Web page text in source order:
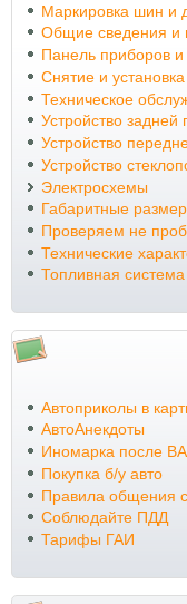
Маркировка шин и
Общие сведения и
Панель приборов и
Снятие и
Техническое
Устройство задней
Устройство
Устройство
Электросхемы
Габаритные
Проверяем не
Технические
Топливная
Автоприколы в
АвтоАнекдоты
Иномарка после
Покупка б/у авто
Правила общения
Соблюдайте ПДД
Тарифы ГАИ